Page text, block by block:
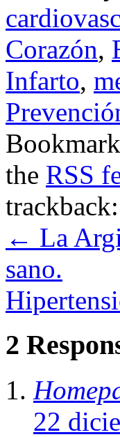
Corazón,
Infarto,
the RSS
trackback:
← La
sano.
2
22